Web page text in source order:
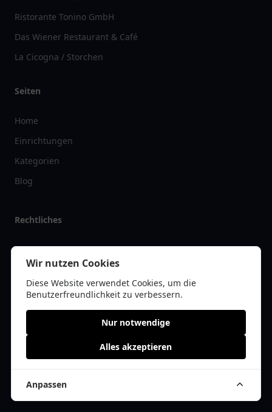
Ristorante Tonino GmbH
Das Wiener Restaurant & Café
La Cicogna / Storchen
Seiten
Home
Einrichtungen
Kategorien
Blog
Rechtliches
Impressum
Datenschutz
Kontakt
© 2026 restaurantlist.de | Alle Rechte vorbehalten | * =Affiliate-Links /
Cookie Einwilligung anpassen
Wir nutzen Cookies
Diese Website verwendet Cookies, um die
Benutzerfreundlichkeit zu verbessern.
Nur notwendige
Alles akzeptieren
Anpassen